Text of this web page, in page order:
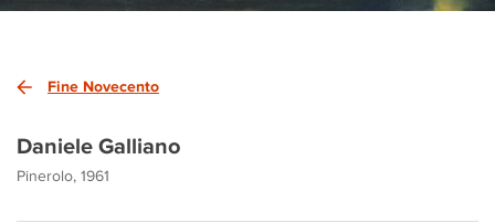
Fine Novecento
Daniele Galliano
Pinerolo, 1961